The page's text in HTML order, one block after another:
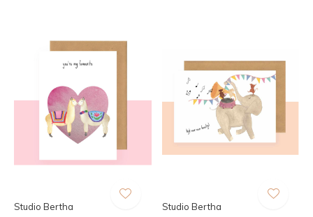
Studio Bertha Studio Bertha